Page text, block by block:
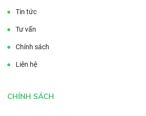
Tin tức
Tư vấn
Chính sách
Liên hệ
CHÍNH SÁCH